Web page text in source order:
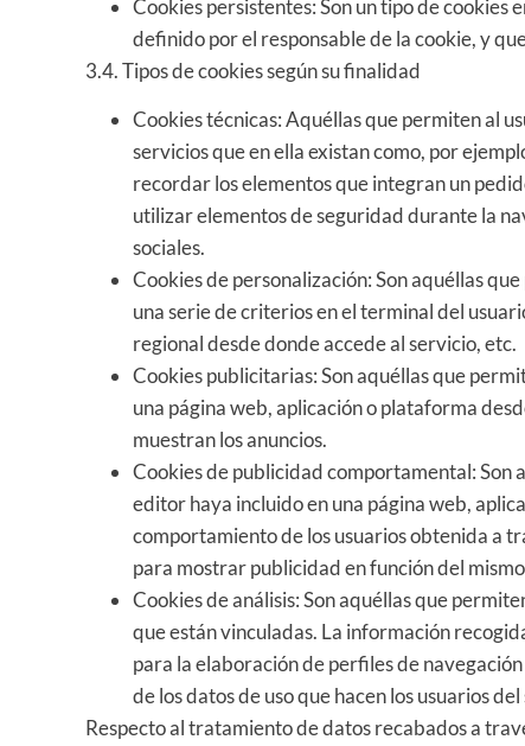
Cookies persistentes: Son un tipo de cookies
definido por el responsable de la cookie, y
3.4. Tipos de cookies según su finalidad
Cookies técnicas: Aquéllas que permiten al
servicios que en ella existan como, por
recordar los elementos que integran un
utilizar elementos de seguridad durante la
sociales.
Cookies de personalización: Son aquéllas
una serie de criterios en el terminal del
regional desde donde accede al servicio, etc.
Cookies publicitarias: Son aquéllas que
una página web, aplicación o plataforma
muestran los anuncios.
Cookies de publicidad comportamental: Son
editor haya incluido en una página web,
comportamiento de los usuarios obtenida a
para mostrar publicidad en función del
Cookies de análisis: Son aquéllas que
que están vinculadas. La información
para la elaboración de perfiles de
de los datos de uso que hacen los usuarios
Respecto al tratamiento de datos recabados a